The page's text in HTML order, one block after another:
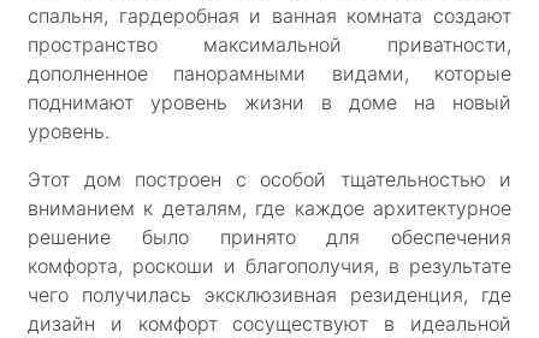
спальня, гардеробная и ванная комната создают
пространство максимальной приватности,
дополненное панорамными видами, которые
поднимают уровень жизни в доме на новый
уровень.
Этот дом построен с особой тщательностью и
вниманием к деталям, где каждое архитектурное
решение было принято для обеспечения
комфорта, роскоши и благополучия, в результате
чего получилась эксклюзивная резиденция, где
дизайн и комфорт сосуществуют в идеальной